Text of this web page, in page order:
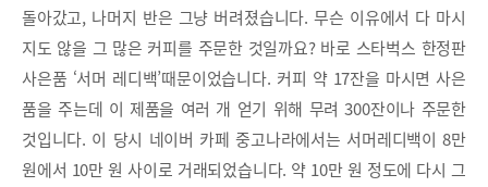
돌아갔고, 나머지 반은 그냥 버려졌습니다. 무슨 이유에서 다 마시
지도 않을 그 많은 커피를 주문한 것일까요? 바로 스타벅스 한정판
사은품 ‘서머 레디백’때문이었습니다. 커피 약 17잔을 마시면 사은
품을 주는데 이 제품을 여러 개 얻기 위해 무려 300잔이나 주문한
것입니다. 이 당시 네이버 카페 중고나라에서는 서머레디백이 8만
원에서 10만 원 사이로 거래되었습니다. 약 10만 원 정도에 다시 그